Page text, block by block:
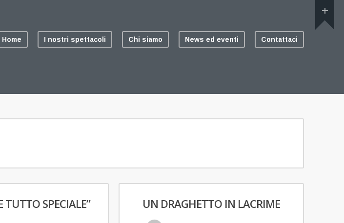
Home I nostri spettacoli Chi siamo News ed eventi Contattaci
SPECIALE” UN DRAGHETTO IN LACRIME